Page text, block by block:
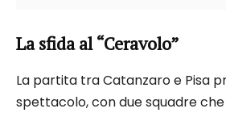
La sfida al “Ceravolo”
La partita tra Catanzaro e Pisa
spettacolo, con due squadre